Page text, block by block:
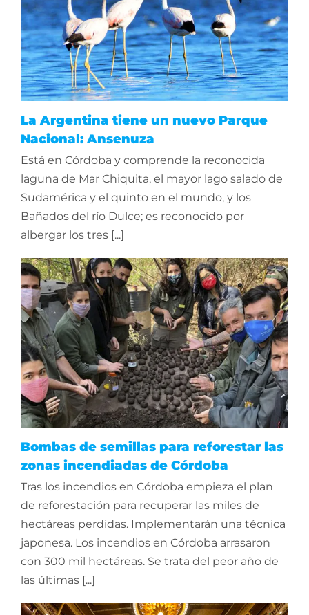
La Argentina tiene un nuevo Parque
Nacional: Ansenuza
Está en Córdoba y comprende la reconocida
laguna de Mar Chiquita, el mayor lago salado de
Sudamérica y el quinto en el mundo, y los
Bañados del río Dulce; es reconocido por
albergar los tres [...]
Bombas de semillas para reforestar las
zonas incendiadas de Córdoba
Tras los incendios en Córdoba empieza el plan
de reforestación para recuperar las miles de
hectáreas perdidas. Implementarán una técnica
japonesa. Los incendios en Córdoba arrasaron
con 300 mil hectáreas. Se trata del peor año de
las últimas [...]